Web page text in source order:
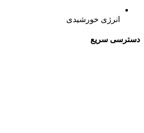
انرژی خورشیدی
دسترسی سریع